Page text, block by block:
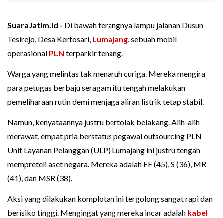
SuaraJatim.id - Di bawah terangnya lampu jalanan Dusun
Tesirejo, Desa Kertosari, Lumajang, sebuah mobil
operasional PLN terparkir tenang.
Warga yang melintas tak menaruh curiga. Mereka mengira
para petugas berbaju seragam itu tengah melakukan
pemeliharaan rutin demi menjaga aliran listrik tetap stabil.
Namun, kenyataannya justru bertolak belakang. Alih-alih
merawat, empat pria berstatus pegawai outsourcing PLN
Unit Layanan Pelanggan (ULP) Lumajang ini justru tengah
mempreteli aset negara. Mereka adalah EE (45), S (36), MR
(41), dan MSR (38).
Aksi yang dilakukan komplotan ini tergolong sangat rapi dan
berisiko tinggi. Mengingat yang mereka incar adalah kabel